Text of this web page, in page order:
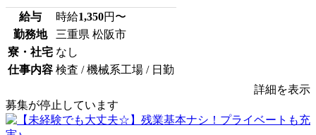
給与 時給1,350円〜
勤務地
三重県 松阪市
寮・社宅 なし
仕事内容 検査 / 機械系工場 / 日勤
詳細を表示
募集が停止しています